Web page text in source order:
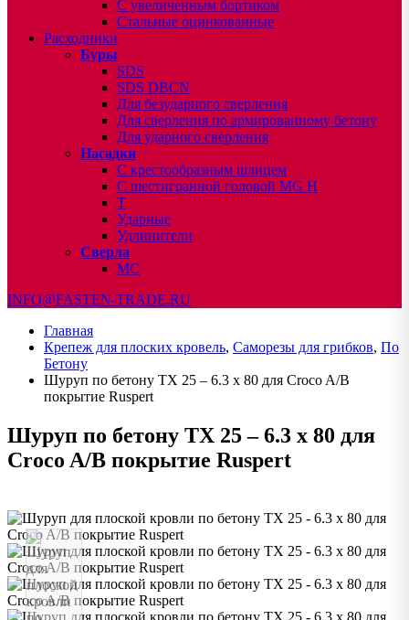
С увеличенным бортиком
Стальные оцинкованные
Расходники
Буры
SDS
SDS DBCN
Для безударного сверления
Для сверления по армированному бетону
Для ударного сверления
Насадки
С крестообразным шлицем
С шестигранной головой MG H
T
Ударные
Удлинители
Сверла
МС
INFO@FASTEN-TRADE.RU
Главная
Крепеж для плоских кровель, Саморезы для грибков, По
Бетону
Шуруп по бетону TX 25 – 6.3 x 80 для Croco A/B
покрытие Ruspert
Шуруп по бетону TX 25 – 6.3 x 80 для
Croco A/B покрытие Ruspert